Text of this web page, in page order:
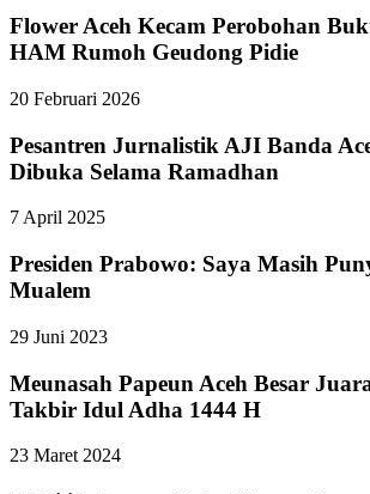
Flower Aceh Kecam Perobohan
HAM Rumoh Geudong Pidie
20 Februari 2026
Pesantren Jurnalistik AJI Banda
Dibuka Selama Ramadhan
7 April 2025
Presiden Prabowo: Saya Masih
Mualem
29 Juni 2023
Meunasah Papeun Aceh Besar
Takbir Idul Adha 1444 H
23 Maret 2024